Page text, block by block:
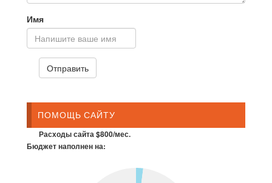
Имя
ПОМОЩЬ САЙТУ
Расходы сайта $800/мес.
Бюджет наполнен на: